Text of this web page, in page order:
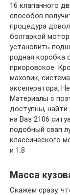
16 клапанного
способов
процедура
болгаркой
установить
родная коробка
приоровское.
маховик,
акселератора.
Материалы с
доступны, найти
на Ваз 2106
подобный свап
классического
и 1.8
Масса
Скажем сразу,